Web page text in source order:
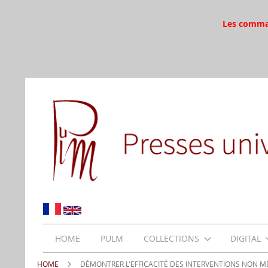
Les
HOME PULM COLLECTIONS DIGITAL
HOME DÉMONTRER L'EFFICACITÉ DES INTERVENTIONS NON